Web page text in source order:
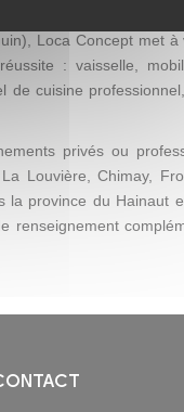
mettre de
Loca Concept met
: vaisselle,
cuisine
privés ou
Louvière, Chimay,
la province du Hainaut
renseignement